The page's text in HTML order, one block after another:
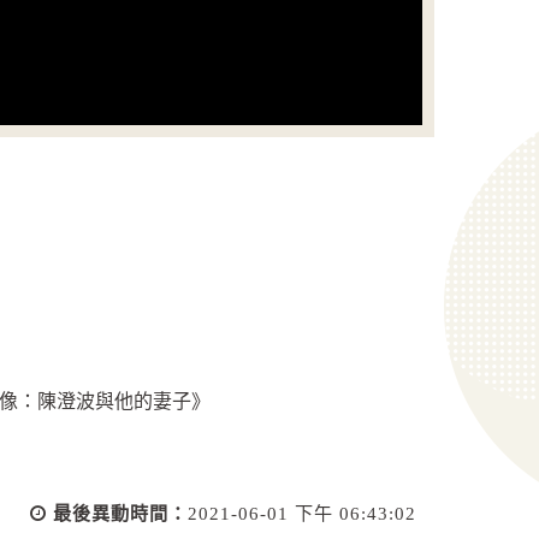
：陳澄波與他的妻子》
最後異動時間： 2021-06-01 下午 06:43:02